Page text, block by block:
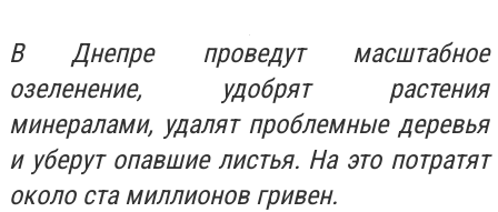
В Днепре проведут масштабное
озеленение, удобрят растения
минералами, удалят проблемные деревья
и уберут опавшие листья. На это потратят
около ста миллионов гривен.